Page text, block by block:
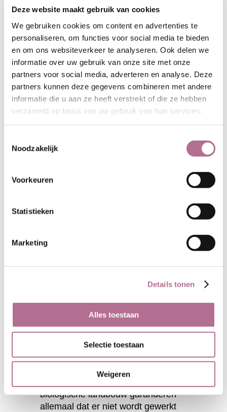
Deze website maakt gebruik van cookies
We gebruiken cookies om content en advertenties te
personaliseren, om functies voor social media te bieden
en om ons websiteverkeer te analyseren. Ook delen we
informatie over uw gebruik van onze site met onze
partners voor social media, adverteren en analyse. Deze
partners kunnen deze gegevens combineren met andere
informatie die u aan ze heeft verstrekt of die ze hebben
verzameld op basis van uw gebruik van hun services.
Noodzakelijk
Voorkeuren
Statistieken
Marketing
Details tonen
Alles toestaan
Selectie toestaan
Weigeren
Excalibur Burgundy
EveningBlue
gecertificeerd is (en deze
erkende standaard voor duurzame
textielproductie. Een GOTS-
gecertificeerd artikel bestaat voor
minstens 95% uit vezels die
afkomstig zijn uit biologische
landbouw. De standaarden voor
biologische landbouw garanderen
allemaal dat er niet wordt gewerkt